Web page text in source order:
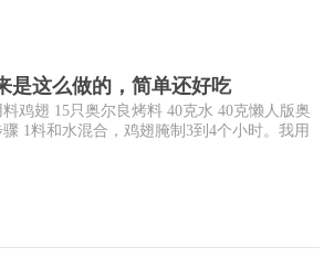
是这么做的，简单还好吃
鸡翅 15只奥尔良烤料 40克水 40克懒人版奥
1料和水混合，鸡翅腌制3到4个小时。我用